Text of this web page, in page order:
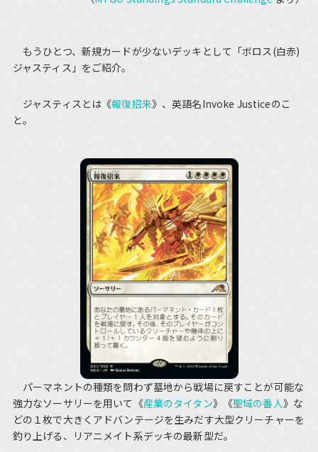
もうひとつ、新規カードが少ないデッキとして「ボロス(白赤)
ジャスティス」をご紹介。
ジャスティスとは《報復招来》、英語名Invoke Justiceのこ
と。
パーマネントの種類を問わず墓地から戦場に戻すことが可能な
強力なソーサリーを用いて《産業のタイタン》《聖域の番人》な
どの１枚で大きくアドバンテージを生みだす大型クリーチャーを
釣り上げる、リアニメイト系デッキの最新型だ。